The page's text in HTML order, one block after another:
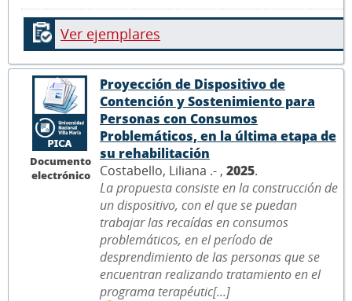
Ver ejemplares
Documento
electrónico
Proyección de Dispositivo de
Contención y Sostenimiento para
Personas con Consumos
Problemáticos, en la última etapa de
su rehabilitación
Costabello, Liliana .- , 2025.
La propuesta consiste en la construcción de
un dispositivo, con el que se puedan
trabajar las recaídas en consumos
problemáticos, en el período de
desprendimiento de las personas que se
encuentran realizando tratamiento en el
programa terapéutic[...]